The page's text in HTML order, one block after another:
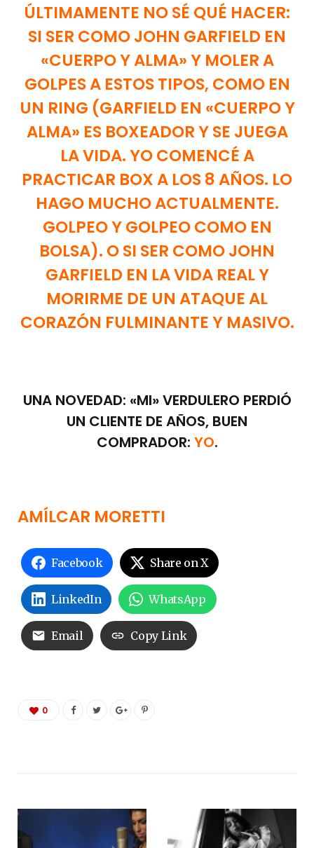
ÚLTIMAMENTE NO SÉ QUÉ HACER:
SI SER COMO JOHN GARFIELD EN
«CUERPO Y ALMA» Y MOLER A
GOLPES A ESTOS TIPOS, COMO EN
UN RING (GARFIELD EN «CUERPO Y
ALMA» ES BOXEADOR Y SE JUEGA
LA VIDA. YO COMENCÉ A
PRACTICAR BOX A LOS 8 AÑOS. LO
HAGO MUCHO ACTUALMENTE.
GOLPEO Y GOLPEO COMO EN
BOLSA). O SI SER COMO JOHN
GARFIELD EN LA VIDA REAL Y
MORIRME DE UN ATAQUE AL
CORAZÓN FULMINANTE Y MASIVO.
UNA NOVEDAD: «MI» VERDULERO PERDIÓ
UN CLIENTE DE AÑOS, BUEN
COMPRADOR: YO.
AMÍLCAR MORETTI
Facebook Share on X
LinkedIn WhatsApp
Email Copy Link
0